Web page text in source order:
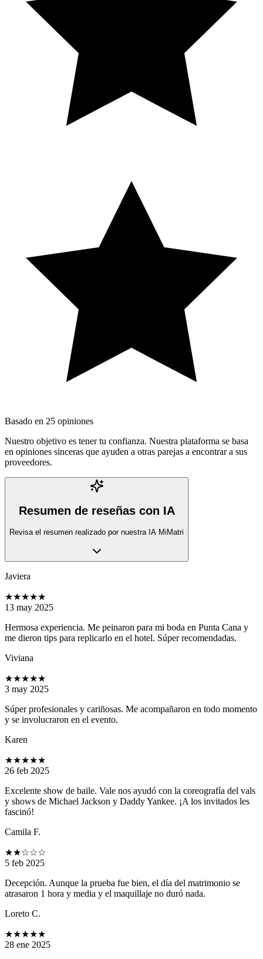
Basado en 25 opiniones
Nuestro objetivo es tener tu confianza. Nuestra plataforma se basa
en opiniones sinceras que ayuden a otras parejas a encontrar a sus
proveedores.
Resumen de reseñas con IA
Revisa el resumen realizado por nuestra IA MiMatri
Javiera
★★★★★
13 may 2025
Hermosa experiencia. Me peinaron para mi boda en Punta Cana y
me dieron tips para replicarlo en el hotel. Súper recomendadas.
Viviana
★★★★★
3 may 2025
Súper profesionales y cariñosas. Me acompañaron en todo momento
y se involucraron en el evento.
Karen
★★★★★
26 feb 2025
Excelente show de baile. Vale nos ayudó con la coreografía del vals
y shows de Michael Jackson y Daddy Yankee. ¡A los invitados les
fascinó!
Camila F.
★★☆☆☆
5 feb 2025
Decepción. Aunque la prueba fue bien, el día del matrimonio se
atrasaron 1 hora y media y el maquillaje no duró nada.
Loreto C.
★★★★★
28 ene 2025